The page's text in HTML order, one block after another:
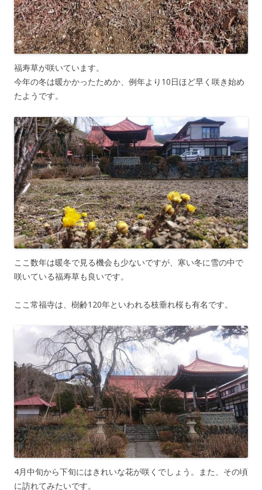
福寿草が咲いています。
今年の冬は暖かかったためか、例年より10日ほど早く咲き始め
たようです。
ここ数年は暖冬で見る機会も少ないですが、寒い冬に雪の中で
咲いている福寿草も良いです。
ここ常福寺は、樹齢120年といわれる枝垂れ桜も有名です。
4月中旬から下旬にはきれいな花が咲くでしょう。また、その頃
に訪れてみたいです。